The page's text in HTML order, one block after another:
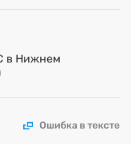
в Нижнем
Ошибка в тексте